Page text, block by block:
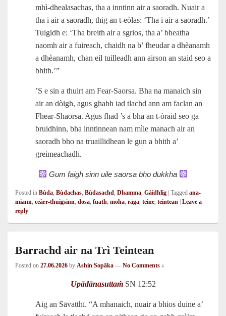
mhì‑dhealasachas, tha a inntinn air a saoradh. Nuair a
tha i air a saoradh, thig an t‑eòlas: ‘Tha i air a saoradh.’
Tuigidh e: ‘Tha breith air a sgrios, tha a’ bheatha
naomh air a fuireach, chaidh na b’ fheudar a dhèanamh
a dhèanamh, chan eil tuilleadh ann airson an staid seo a
bhith.’”
’S e sin a thuirt am Fear-Saorsa. Bha na manaich sin
air an dòigh, agus ghabh iad tlachd ann am faclan an
Fhear-Shaorsa. Agus fhad ’s a bha an t‑òraid seo ga
bruidhinn, bha inntinnean nam mìle manach air an
saoradh bho na truaillidhean le gun a bhith a’
greimeachadh.
Gum faigh sinn uile saorsa bho dukkha
Posted in Bùda, Bùdachas, Bùdasachd, Dhamma, Gàidhlig Tagged ana-
miann, ceàrr-thuigsinn, dosa, fuath, moha, rāga, teine, teintean Leave a
reply
Barrachd air na Trì Teintean
Posted on 27.06.2026 by Ashin Sopāka — No Comments ↓
UpādānasuttaṁSN 12:52
Aig an Sāvatthī. “A mhanaich, nuair a bhios duine a’